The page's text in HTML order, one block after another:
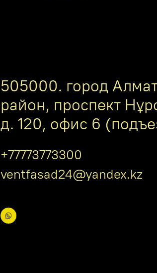
505000. город
район, проспект
д. 120, офис 6
+77773773300
ventfasad24@yandex.kz